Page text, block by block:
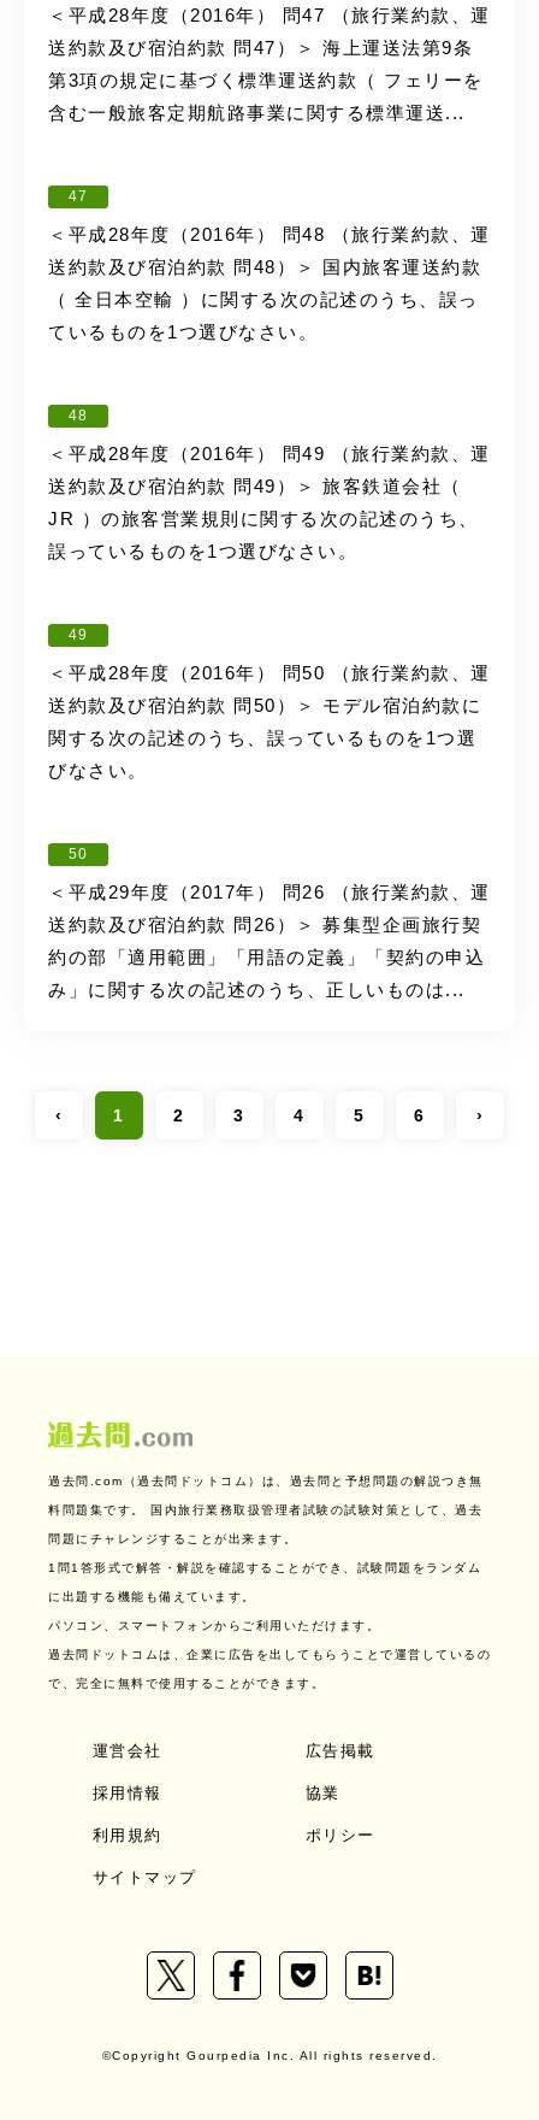
＜平成28年度（2016年） 問47 （旅行業約款、運
送約款及び宿泊約款 問47）＞ 海上運送法第9条
第3項の規定に基づく標準運送約款（ フェリーを
含む一般旅客定期航路事業に関する標準運送...
47
＜平成28年度（2016年） 問48 （旅行業約款、運
送約款及び宿泊約款 問48）＞ 国内旅客運送約款
（ 全日本空輸 ）に関する次の記述のうち、誤っ
ているものを1つ選びなさい。
48
＜平成28年度（2016年） 問49 （旅行業約款、運
送約款及び宿泊約款 問49）＞ 旅客鉄道会社（
JR ）の旅客営業規則に関する次の記述のうち、
誤っているものを1つ選びなさい。
49
＜平成28年度（2016年） 問50 （旅行業約款、運
送約款及び宿泊約款 問50）＞ モデル宿泊約款に
関する次の記述のうち、誤っているものを1つ選
びなさい。
50
＜平成29年度（2017年） 問26 （旅行業約款、運
送約款及び宿泊約款 問26）＞ 募集型企画旅行契
約の部「適用範囲」「用語の定義」「契約の申込
み」に関する次の記述のうち、正しいものは...
‹ 1 2 3 4 5 6 ›
過去問.com（過去問ドットコム）は、過去問と予想問題の解説つき無
料問題集です。 国内旅行業務取扱管理者試験の試験対策として、過去
問題にチャレンジすることが出来ます。
1問1答形式で解答・解説を確認することができ、試験問題をランダム
に出題する機能も備えています。
パソコン、スマートフォンからご利用いただけます。
過去問ドットコムは、企業に広告を出してもらうことで運営しているの
で、完全に無料で使用することができます。
運営会社 広告掲載
採用情報 協業
利用規約 ポリシー
サイトマップ
©Copyright Gourpedia Inc. All rights reserved.